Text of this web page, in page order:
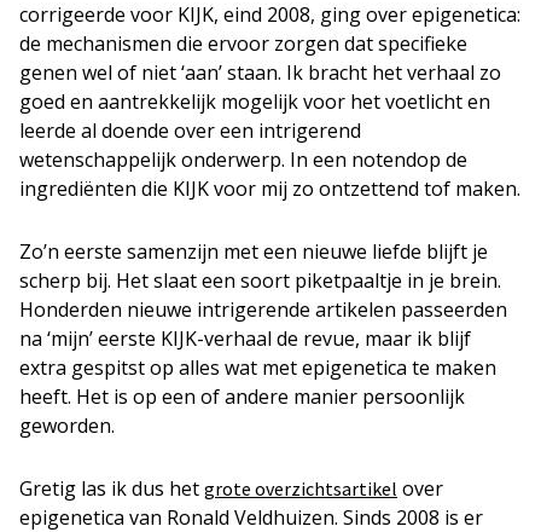
corrigeerde voor KIJK, eind 2008, ging over epigenetica:
de mechanismen die ervoor zorgen dat specifieke
genen wel of niet ‘aan’ staan. Ik bracht het verhaal zo
goed en aantrekkelijk mogelijk voor het voetlicht en
leerde al doende over een intrigerend
wetenschappelijk onderwerp. In een notendop de
ingrediënten die KIJK voor mij zo ontzettend tof maken.
Zo’n eerste samenzijn met een nieuwe liefde blijft je
scherp bij. Het slaat een soort piketpaaltje in je brein.
Honderden nieuwe intrigerende artikelen passeerden
na ‘mijn’ eerste KIJK-verhaal de revue, maar ik blijf
extra gespitst op alles wat met epigenetica te maken
heeft. Het is op een of andere manier persoonlijk
geworden.
Gretig las ik dus het grote overzichtsartikel over
epigenetica van Ronald Veldhuizen. Sinds 2008 is er